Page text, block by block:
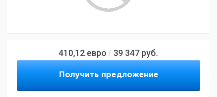
410,12 евро / 39 347 руб.
Получить предложение